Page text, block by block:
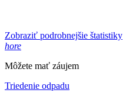
Zobraziť podrobnejšie štatistiky
hore
Môžete mať záujem
Triedenie odpadu